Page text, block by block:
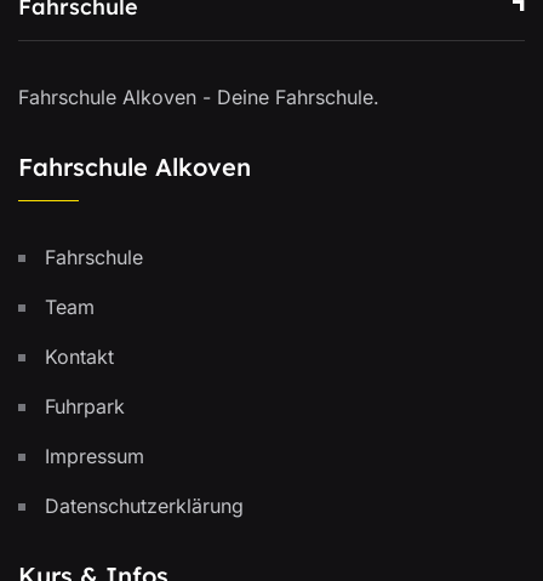
Fahrschule
Fahrschule Alkoven - Deine Fahrschule.
Fahrschule Alkoven
Fahrschule
Team
Kontakt
Fuhrpark
Impressum
Datenschutzerklärung